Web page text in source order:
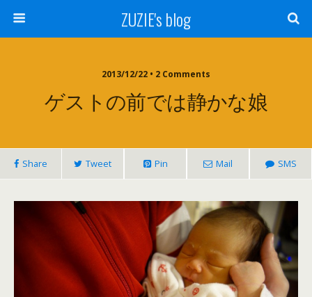
ZUZIE's blog
2013/12/22 • 2 Comments
ゲストの前では静かな娘
Share Tweet Pin Mail SMS